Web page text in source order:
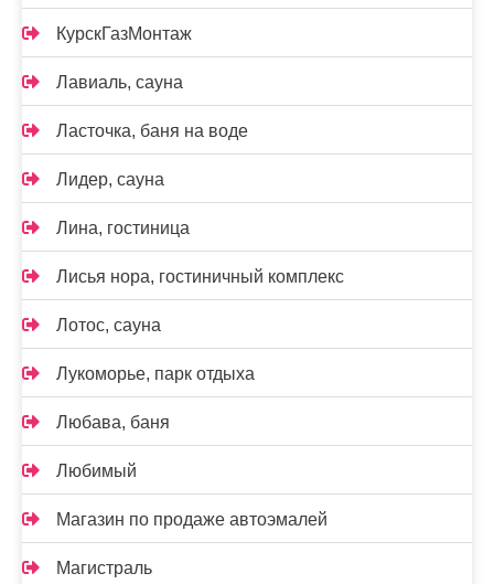
КурскГазМонтаж
Лавиаль, сауна
Ласточка, баня на воде
Лидер, сауна
Лина, гостиница
Лисья нора, гостиничный комплекс
Лотос, сауна
Лукоморье, парк отдыха
Любава, баня
Любимый
Магазин по продаже автоэмалей
Магистраль